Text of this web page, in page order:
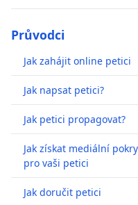
Průvodci
Jak zahájit online petici
Jak napsat petici?
Jak petici propagovat?
Jak získat mediální
pro vaši petici
Jak doručit petici